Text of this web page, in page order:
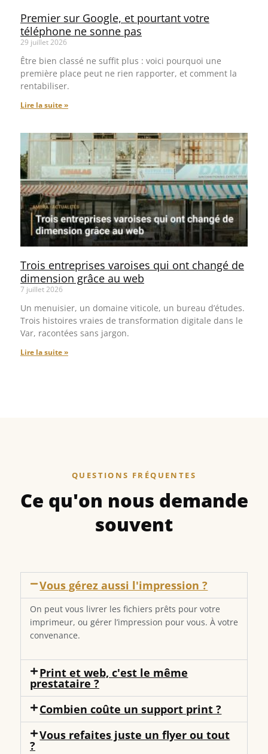
Premier sur Google, et pourtant votre
téléphone ne sonne pas
29 juillet 2026
Être bien classé ne suffit plus : voici pourquoi une
première place peut ne rien rapporter, et comment la
rentabiliser.
Lire la suite »
Trois entreprises varoises qui ont changé de
dimension grâce au web
7 juillet 2026
Un menuisier, un domaine viticole, un bureau d’études.
Trois histoires vraies de transformation digitale dans le
Var, racontées sans jargon.
Lire la suite »
QUESTIONS FRÉQUENTES
Ce qu'on nous demande
souvent
Vous gérez aussi l'impression ?
On peut vous livrer les fichiers prêts pour votre
imprimeur, ou gérer l’impression pour vous. À votre
convenance.
Print et web, c'est le même
prestataire ?
Combien coûte un support print ?
Vous refaites juste un flyer ou tout
?